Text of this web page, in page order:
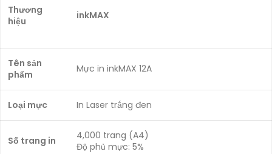
Thương
hiệu
inkMAX
Tên sản
phẩm
Mực in inkMAX 12A
Loại mực In Laser trắng đen
Số trang in
4,000 trang (A4)
Độ phủ mực: 5%